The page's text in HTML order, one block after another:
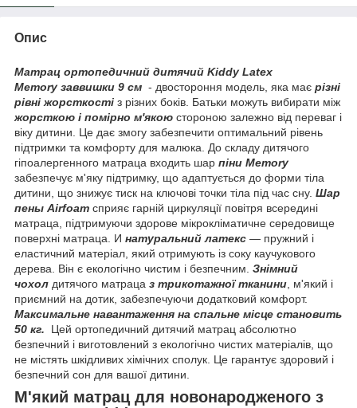
Опис
Матрац ортопедичний дитячий Kiddy Latex
Memory заввишки 9 см - двостороння модель, яка має різні
рівні жорсткості з різних боків. Батьки можуть вибирати між
жорсткою і помірно м'якою стороною залежно від переваг і
віку дитини. Це дає змогу забезпечити оптимальний рівень
підтримки та комфорту для малюка.
До складу дитячого
гіпоалергенного матраца входить шар піни Memory
забезпечує м'яку підтримку, що адаптується до форми тіла
дитини, що знижує тиск на ключові точки тіла під час сну. Шар
пены Airfoam сприяє гарній циркуляції повітря всередині
матраца, підтримуючи здорове мікрокліматичне середовище
поверхні матраца. И натуральний латекс — пружний і
еластичний матеріал, який отримують із соку каучукового
дерева. Він є екологічно чистим і безпечним. Знімний
чохол дитячого матраца з трикотажної тканини , м'який і
приємний на дотик, забезпечуючи додатковий комфорт.
Максимальне навантаження на спальне місце становить
50 кг. Цей ортопедичний дитячий матрац абсолютно
безпечний і виготовлений з екологічно чистих матеріалів, що
не містять шкідливих хімічних сполук. Це гарантує здоровий і
безпечний сон для вашої дитини.
М'який матрац для новонародженого з